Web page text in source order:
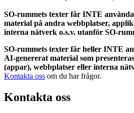
SO-rummets texter får INTE
material på andra webbplatser,
interna nätverk o.s.v. utanför SO-
SO-rummets texter får heller INTE
AI-genererat material som
(appar), webbplatser eller interna
Kontakta oss om du har frågor.
Kontakta oss